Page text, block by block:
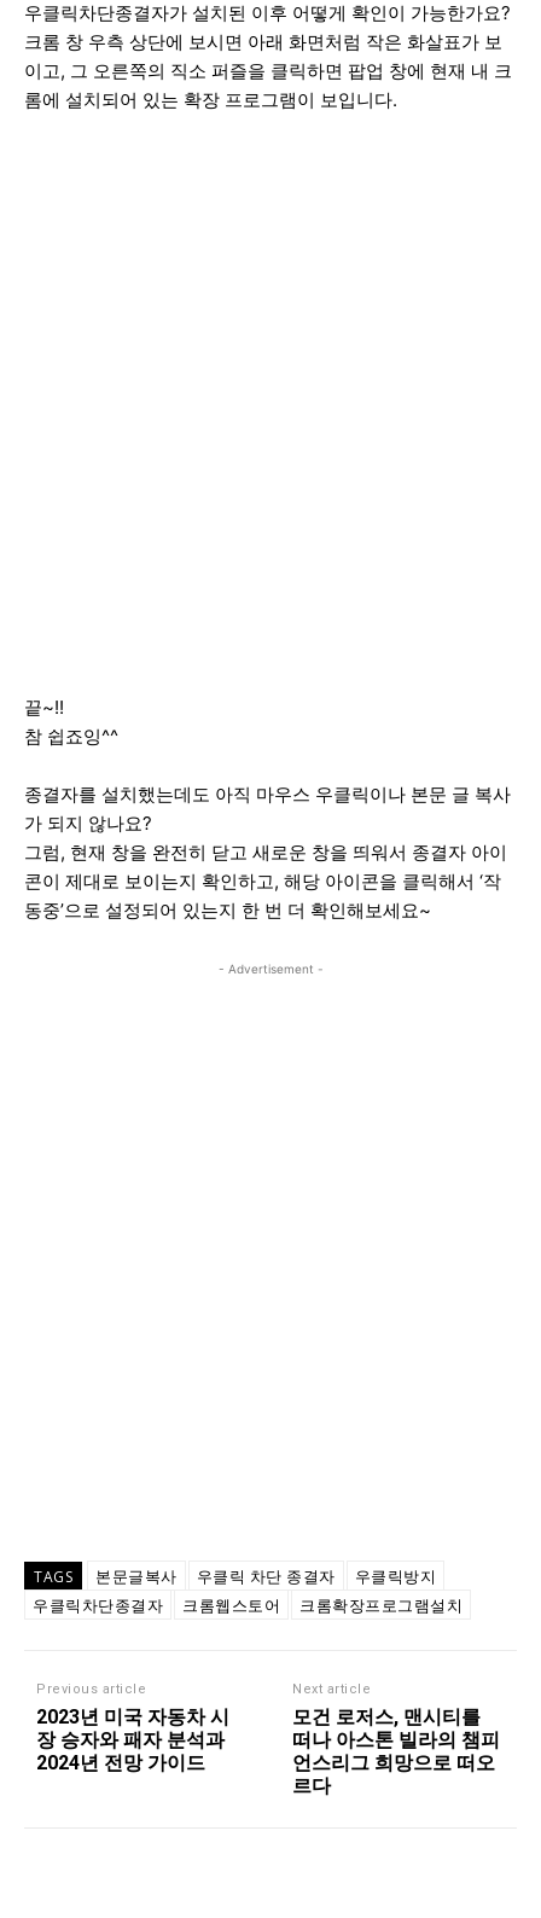
우클릭차단종결자가 설치된 이후 어떻게 확인이 가능한가요?
크롬 창 우측 상단에 보시면 아래 화면처럼 작은 화살표가 보
이고, 그 오른쪽의 직소 퍼즐을 클릭하면 팝업 창에 현재 내 크
롬에 설치되어 있는 확장 프로그램이 보입니다.
끝~!!
참 쉽죠잉^^
종결자를 설치했는데도 아직 마우스 우클릭이나 본문 글 복사
가 되지 않나요?
그럼, 현재 창을 완전히 닫고 새로운 창을 띄워서 종결자 아이
콘이 제대로 보이는지 확인하고, 해당 아이콘을 클릭해서 ‘작
동중’으로 설정되어 있는지 한 번 더 확인해보세요~
- Advertisement -
TAGS 본문글복사 우클릭 차단 종결자
우클릭방지
우클릭차단종결자
크롬웹스토어 크롬확장프로그램설치
Previous article
2023년 미국 자동차 시
장 승자와 패자 분석과
2024년 전망 가이드
Next article
모건 로저스, 맨시티를
떠나 아스톤 빌라의 챔피
언스리그 희망으로 떠오
르다